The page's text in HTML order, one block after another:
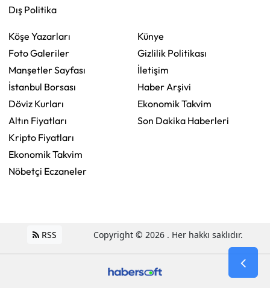
Dış Politika
Köşe Yazarları
Foto Galeriler
Manşetler Sayfası
İstanbul Borsası
Döviz Kurları
Altın Fiyatları
Kripto Fiyatları
Ekonomik Takvim
Nöbetçi Eczaneler
Künye
Gizlilik Politikası
İletişim
Haber Arşivi
Ekonomik Takvim
Son Dakika Haberleri
RSS Copyright © 2026 . Her hakkı saklıdır.